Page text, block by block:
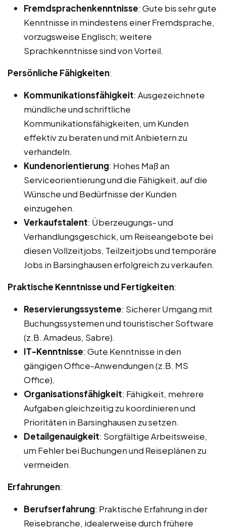
Fremdsprachenkenntnisse: Gute bis sehr gute
Kenntnisse in mindestens einer Fremdsprache,
vorzugsweise Englisch; weitere
Sprachkenntnisse sind von Vorteil.
Persönliche Fähigkeiten:
Kommunikationsfähigkeit: Ausgezeichnete
mündliche und schriftliche
Kommunikationsfähigkeiten, um Kunden
effektiv zu beraten und mit Anbietern zu
verhandeln.
Kundenorientierung: Hohes Maß an
Serviceorientierung und die Fähigkeit, auf die
Wünsche und Bedürfnisse der Kunden
einzugehen.
Verkaufstalent: Überzeugungs- und
Verhandlungsgeschick, um Reiseangebote bei
diesen Vollzeitjobs, Teilzeitjobs und temporäre
Jobs in Barsinghausen erfolgreich zu verkaufen.
Praktische Kenntnisse und Fertigkeiten:
Reservierungssysteme: Sicherer Umgang mit
Buchungssystemen und touristischer Software
(z.B. Amadeus, Sabre).
IT-Kenntnisse: Gute Kenntnisse in den
gängigen Office-Anwendungen (z.B. MS
Office).
Organisationsfähigkeit: Fähigkeit, mehrere
Aufgaben gleichzeitig zu koordinieren und
Prioritäten in Barsinghausen zu setzen.
Detailgenauigkeit: Sorgfältige Arbeitsweise,
um Fehler bei Buchungen und Reiseplänen zu
vermeiden.
Erfahrungen:
Berufserfahrung: Praktische Erfahrung in der
Reisebranche, idealerweise durch frühere